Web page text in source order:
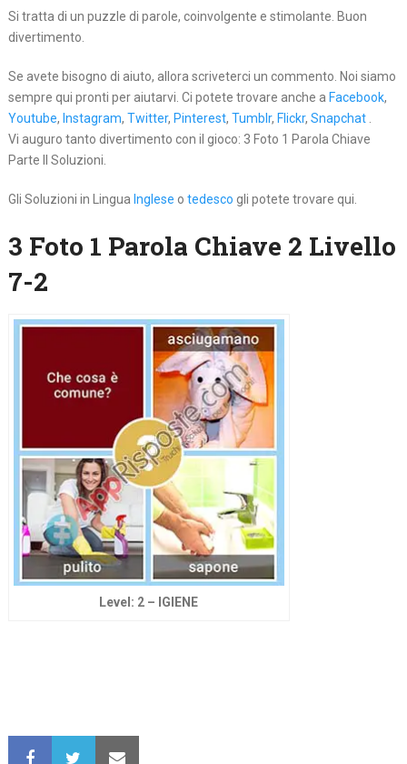
Si tratta di un puzzle di parole, coinvolgente e stimolante. Buon
divertimento.
Se avete bisogno di aiuto, allora scriveterci un commento. Noi siamo
sempre qui pronti per aiutarvi. Ci potete trovare anche a Facebook,
Youtube, Instagram, Twitter, Pinterest, Tumblr, Flickr, Snapchat.
Vi auguro tanto divertimento con il gioco: 3 Foto 1 Parola Chiave
Parte II Soluzioni.
Gli Soluzioni in Lingua Inglese o tedesco gli potete trovare qui.
3 Foto 1 Parola Chiave 2 Livello
7-2
Level: 2 – IGIENE